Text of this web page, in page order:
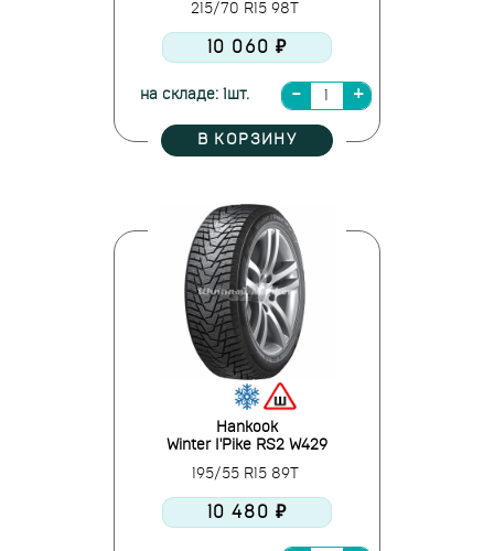
215/70 R15 98T
10 060 ₽
на складе: 1шт.
В КОРЗИНУ
Hankook
Winter I'Pike RS2 W429
195/55 R15 89T
10 480 ₽